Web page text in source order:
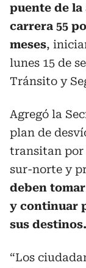
puente de
carrera 55
meses,
lunes 15 de
Tránsito y
Agregó la
plan de
transitan por
sur-norte y
deben
y continuar
sus destinos.
“Los